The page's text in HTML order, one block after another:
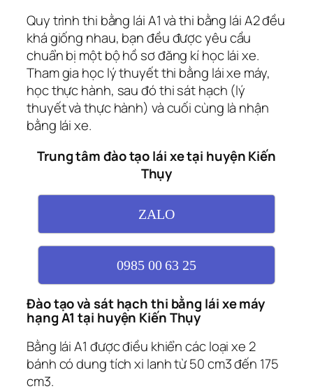
Quy trình thi bằng lái A1 và thi bằng lái A2 đều
khá giống nhau, bạn đều được yêu cầu
chuẩn bị một bộ hồ sơ đăng kí học lái xe.
Tham gia học lý thuyết thi bằng lái xe máy,
học thực hành, sau đó thi sát hạch (lý
thuyết và thực hành) và cuối cùng là nhận
bằng lái xe.
Trung tâm đào tạo lái xe tại huyện Kiến
Thụy
ZALO
0985 00 63 25
Đào tạo và sát hạch thi bằng lái xe máy
hạng A1 tại huyện Kiến Thụy
Bằng lái A1 được điều khiển các loại xe 2
bánh có dung tích xi lanh từ 50 cm3 đến 175
cm3.